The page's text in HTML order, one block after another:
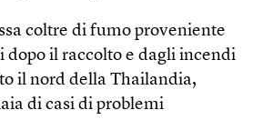
coltre di fumo proveniente
dopo il raccolto e dagli incendi
il nord della Thailandia,
di casi di problemi